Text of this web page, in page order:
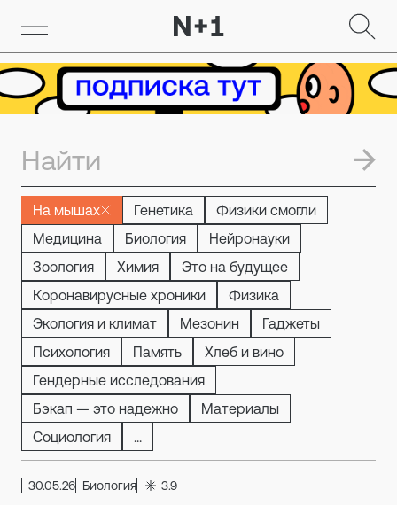
На мышах Генетика
Физики смогли
Медицина
Биология
Нейронауки
Зоология
Химия
Это на будущее
Коронавирусные хроники
Физика
Экология и климат
Мезонин
Гаджеты
Психология
Память
Хлеб и вино
Гендерные исследования
Бэкап — это надежно
Материалы
Социология
...
30.05.26 Биология 3.9